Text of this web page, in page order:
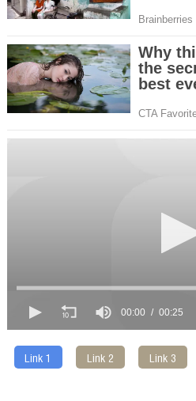
00:00 00:25
Link 1 Link 2 Link 3